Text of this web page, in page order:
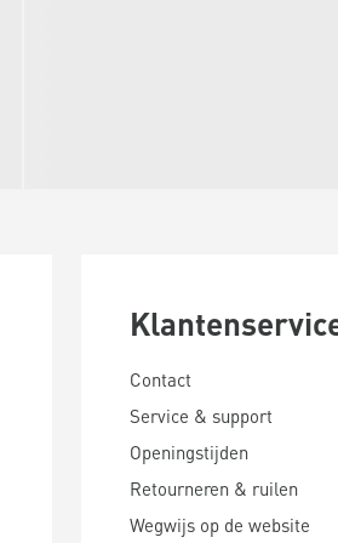
Contact
Service & support
Openingstijden
Retourneren & ruilen
Wegwijs op de website